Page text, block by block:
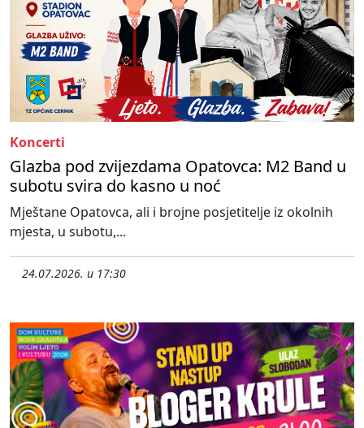
Koncerti
Glazba pod zvijezdama Opatovca: M2 Band u
subotu svira do kasno u noć
Mještane Opatovca, ali i brojne posjetitelje iz okolnih
mjesta, u subotu,...
24.07.2026. u 17:30